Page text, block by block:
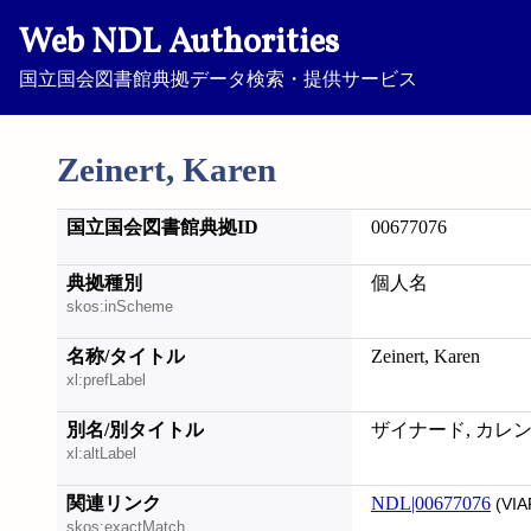
Web NDL Authorities
国立国会図書館典拠データ検索・提供サービス
Zeinert, Karen
国立国会図書館典拠ID 00677076
典拠種別
skos:inScheme
個人名
名称/タイトル
xl:prefLabel
Zeinert, Karen
別名/別タイトル
xl:altLabel
ザイナード, カレン
関連リンク
skos:exactMatch
NDL|00677076